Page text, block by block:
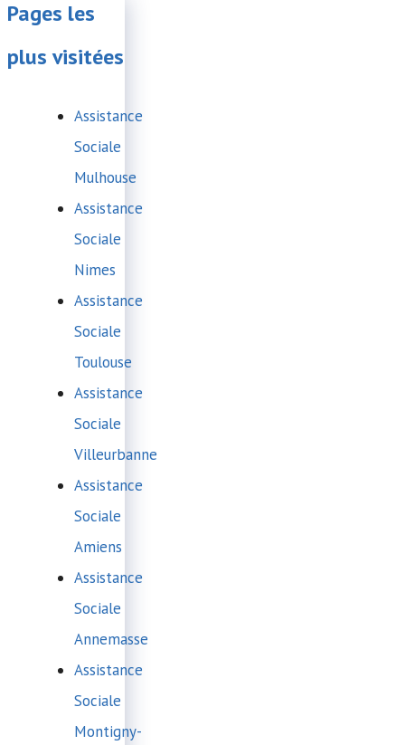
Pages les
plus visitées
Assistance
Sociale
Mulhouse
Assistance
Sociale
Nimes
Assistance
Sociale
Toulouse
Assistance
Sociale
Villeurbanne
Assistance
Sociale
Amiens
Assistance
Sociale
Annemasse
Assistance
Sociale
Montigny-